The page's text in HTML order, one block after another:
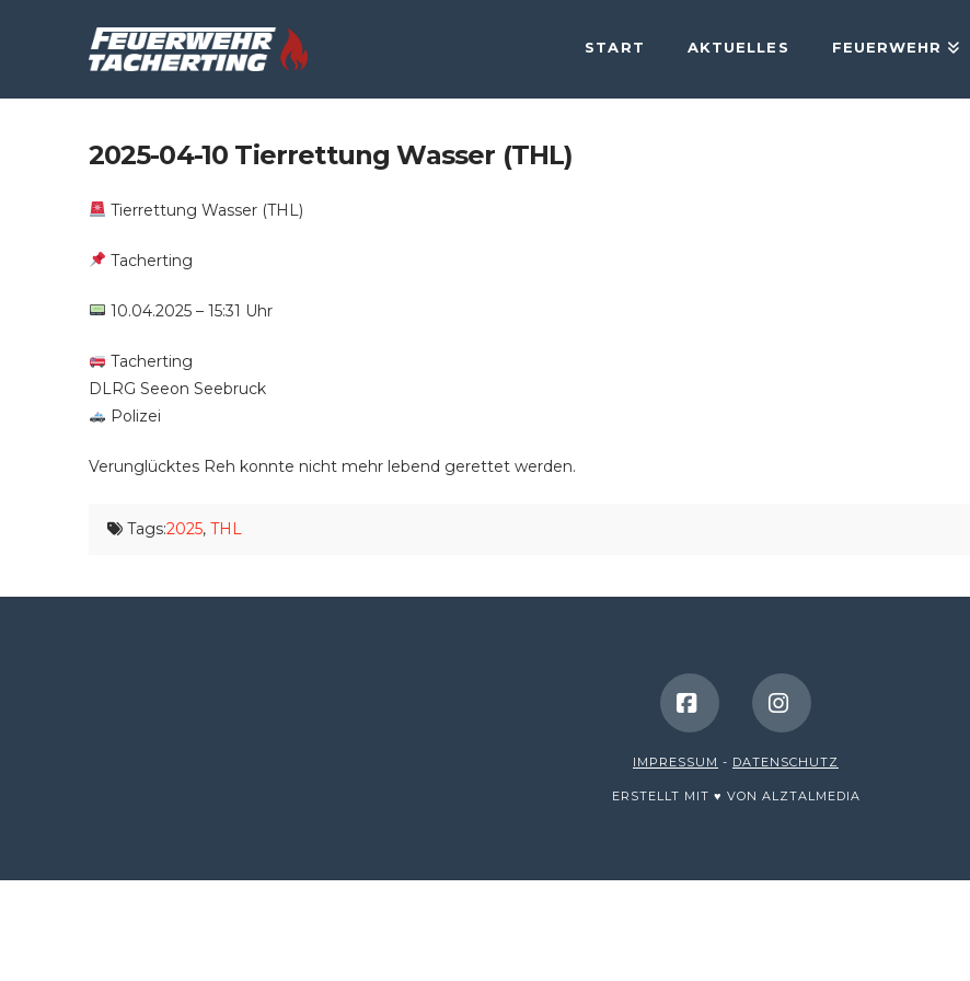
START AKTUELLES FEUERWEHR
2025-04-10 Tierrettung Wasser (THL)
Tierrettung Wasser (THL)
Tacherting
10.04.2025 – 15:31 Uhr
Tacherting
DLRG Seeon Seebruck
Polizei
Verunglücktes Reh konnte nicht mehr lebend gerettet werden.
Tags:2025,THL
FacebookInstagram
IMPRESSUM - DATENSCHUTZ
ERSTELLT MIT ♥ VON ALZTALMEDIA